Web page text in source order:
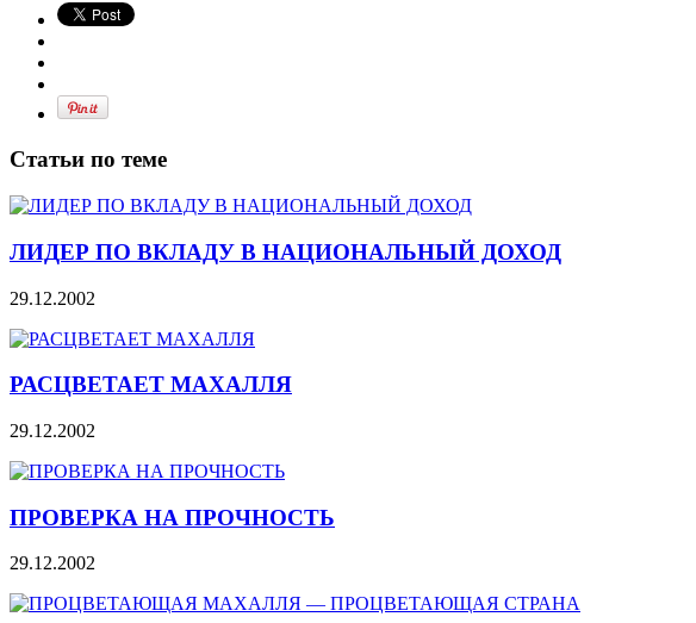
Статьи по теме
ЛИДЕР ПО ВКЛАДУ В НАЦИОНАЛЬНЫЙ ДОХОД
29.12.2002
РАСЦВЕТАЕТ МАХАЛЛЯ
29.12.2002
ПРОВЕРКА НА ПРОЧНОСТЬ
29.12.2002